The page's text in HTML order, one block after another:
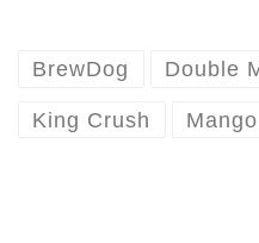
BrewDog Double
King Crush Mango